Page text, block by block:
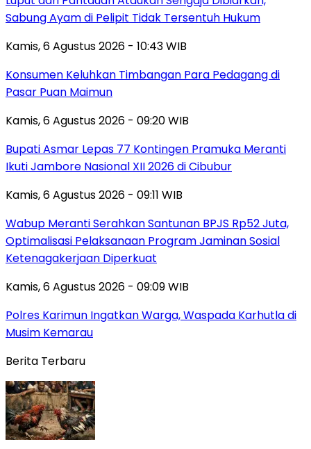
Sabung Ayam di Pelipit Tidak Tersentuh Hukum
Kamis, 6 Agustus 2026 - 10:43 WIB
Konsumen Keluhkan Timbangan Para Pedagang di
Pasar Puan Maimun
Kamis, 6 Agustus 2026 - 09:20 WIB
Bupati Asmar Lepas 77 Kontingen Pramuka Meranti
Ikuti Jambore Nasional XII 2026 di Cibubur
Kamis, 6 Agustus 2026 - 09:11 WIB
Wabup Meranti Serahkan Santunan BPJS Rp52 Juta,
Optimalisasi Pelaksanaan Program Jaminan Sosial
Ketenagakerjaan Diperkuat
Kamis, 6 Agustus 2026 - 09:09 WIB
Polres Karimun Ingatkan Warga, Waspada Karhutla di
Musim Kemarau
Berita Terbaru